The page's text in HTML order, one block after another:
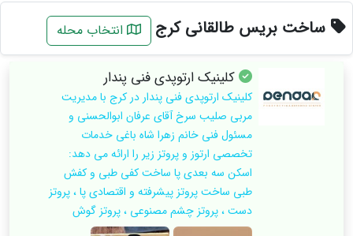
ساخت بریس طالقانی کرج انتخاب محله
کلینیک ارتوپدی فنی پندار
کلینیک ارتوپدی فنی پندار در کرج با مدیریت
مربی صلیب سرخ آقای عرفان ابوالحسنی و
مسئول فنی خانم زهرا شاه باغی خدمات
تخصصی ارتوز و پروتز زیر را ارائه می دهد:
اسکن سه بعدی پا ساخت کفی طبی و کفش
طبی ساخت پروتز پیشرفته و اقتصادی پا ، پروتز
دست ، پروتز چشم مصنوعی ، پروتز گوش